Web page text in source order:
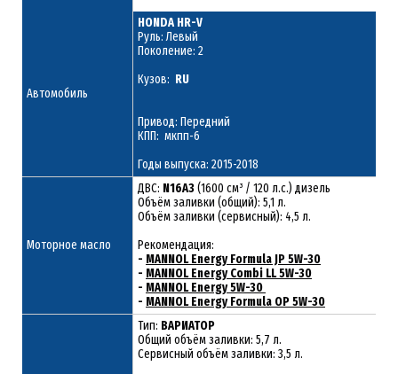
Автомобиль
HONDA HR-V
Руль: Левый
Поколение: 2
Кузов: RU
Привод: Передний
КПП: мкпп-6
Годы выпуска: 2015-2018
Моторное масло
ДВС: N16A3(1600 см³ / 120 л.с.) дизель
Объём заливки (общий): 5,1 л.
Объём заливки (сервисный): 4,5 л.
Рекомендация:
- MANNOL Energy Formula JP 5W-30
- MANNOL Energy Combi LL 5W-30
- MANNOL Energy 5W-30
- MANNOL Energy Formula OP 5W-30
Тип: ВАРИАТОР
Общий объём заливки: 5,7 л.
Сервисный объём заливки: 3,5 л.